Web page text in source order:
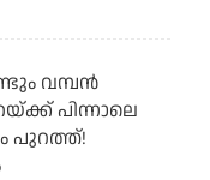
വമ്പന്‍
പിന്നാലെ
പുറത്ത്!